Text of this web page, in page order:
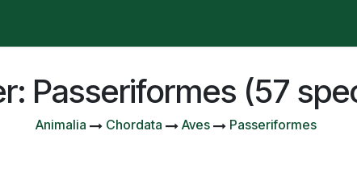
Passeriformes (57
Animalia Chordata Aves Passeriformes